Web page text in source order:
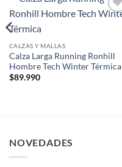
CALZAS Y MALLAS
Calza Larga Running Ronhill
Hombre Tech Winter Térmica
$89.990
NOVEDADES